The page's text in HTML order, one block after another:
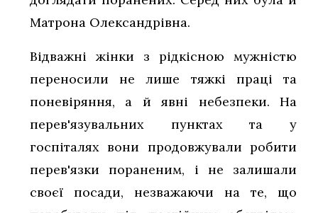
Матрона Олександрівна.
Відважні жінки з рідкісною мужністю
переносили не лише тяжкі праці та
поневіряння, а й явні небезпеки. На
перев'язувальних пунктах та у
госпіталях вони продовжували робити
перев'язки пораненим, і не залишали
своєї посади, незважаючи на те, що